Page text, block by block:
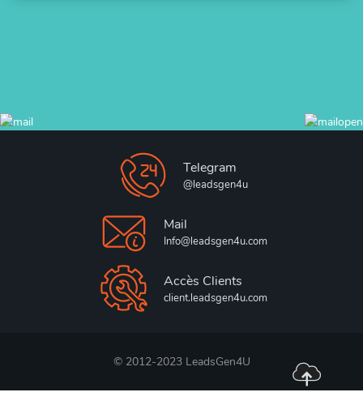
Telegram
@leadsgen4u
Mail
Info@leadsgen4u.com
Accès Clients
client.leadsgen4u.com
© 2012-2023 LeadsGen4U